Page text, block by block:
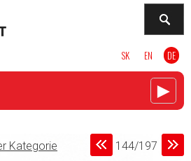
SK EN DE
►
Kategorie 144/197